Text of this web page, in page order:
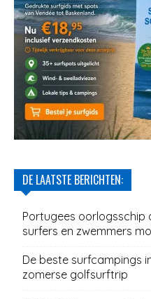
DE LAATSTE BERICHTEN:
Portugees oorlogsschip
surfers en zwemmers
De beste surfcampings
zomerse golfsurftrip